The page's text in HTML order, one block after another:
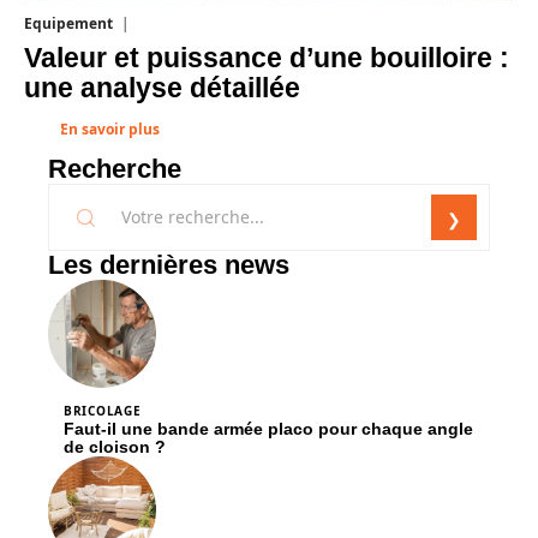
Equipement
Valeur et puissance d’une bouilloire :
une analyse détaillée
En savoir plus
Recherche
Les dernières news
BRICOLAGE
Faut-il une bande armée placo pour chaque angle
de cloison ?